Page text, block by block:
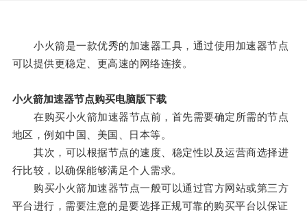
小火箭是一款优秀的加速器工具，通过使用加速器节点
可以提供更稳定、更高速的网络连接。
小火箭加速器节点购买电脑版下载
在购买小火箭加速器节点前，首先需要确定所需的节点
地区，例如中国、美国、日本等。
其次，可以根据节点的速度、稳定性以及运营商选择进
行比较，以确保能够满足个人需求。
购买小火箭加速器节点一般可以通过官方网站或第三方
平台进行，需要注意的是要选择正规可靠的购买平台以保证